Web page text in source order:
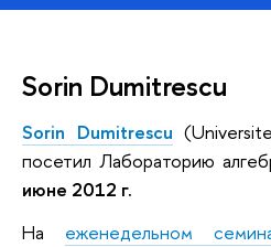
Sorin Dumitrescu
Sorin Dumitrescu
посетил Лабораторию
июне 2012 г.
На еженедельном